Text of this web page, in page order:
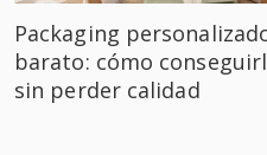
Packaging
barato: cómo
sin perder calidad